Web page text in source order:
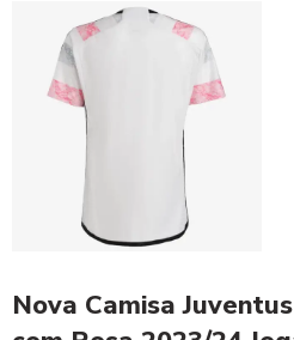
Nova Camisa